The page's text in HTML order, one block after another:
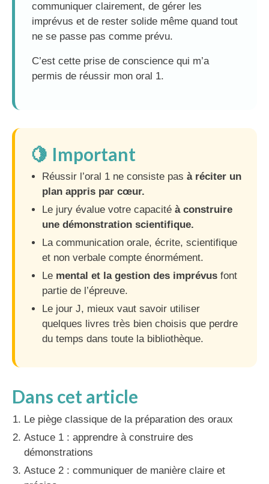
communiquer clairement, de gérer les
imprévus et de rester solide même quand tout
ne se passe pas comme prévu.
C’est cette prise de conscience qui m’a
permis de réussir mon oral 1.
🍋 Important
Réussir l’oral 1 ne consiste pas à réciter un
plan appris par cœur.
Le jury évalue votre capacité à construire
une démonstration scientifique.
La communication orale, écrite, scientifique
et non verbale compte énormément.
Le mental et la gestion des imprévus font
partie de l’épreuve.
Le jour J, mieux vaut savoir utiliser
quelques livres très bien choisis que perdre
du temps dans toute la bibliothèque.
Dans cet article
Le piège classique de la préparation des oraux
Astuce 1 : apprendre à construire des
démonstrations
Astuce 2 : communiquer de manière claire et